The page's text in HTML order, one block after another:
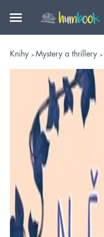
Knihy Mystery a thrillery